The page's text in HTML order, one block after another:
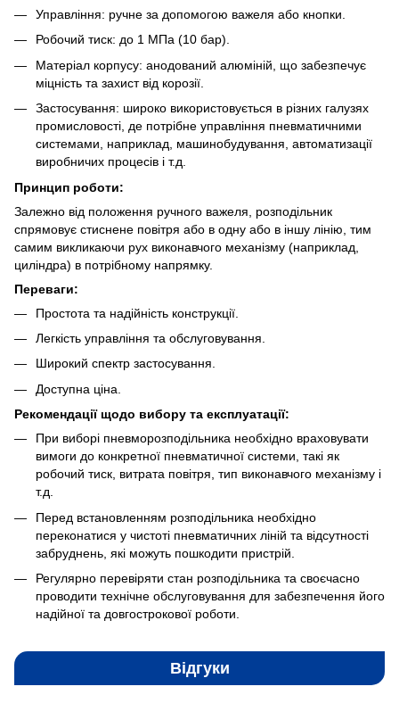
Управління: ручне за допомогою важеля або кнопки.
Робочий тиск: до 1 МПа (10 бар).
Матеріал корпусу: анодований алюміній, що забезпечує
міцність та захист від корозії.
Застосування: широко використовується в різних галузях
промисловості, де потрібне управління пневматичними
системами, наприклад, машинобудування, автоматизації
виробничих процесів і т.д.
Принцип роботи:
Залежно від положення ручного важеля, розподільник
спрямовує стиснене повітря або в одну або в іншу лінію, тим
самим викликаючи рух виконавчого механізму (наприклад,
циліндра) в потрібному напрямку.
Переваги:
Простота та надійність конструкції.
Легкість управління та обслуговування.
Широкий спектр застосування.
Доступна ціна.
Рекомендації щодо вибору та експлуатації:
При виборі пневморозподільника необхідно враховувати
вимоги до конкретної пневматичної системи, такі як
робочий тиск, витрата повітря, тип виконавчого механізму і
т.д.
Перед встановленням розподільника необхідно
переконатися у чистоті пневматичних ліній та відсутності
забруднень, які можуть пошкодити пристрій.
Регулярно перевіряти стан розподільника та своєчасно
проводити технічне обслуговування для забезпечення його
надійної та довгострокової роботи.
Відгуки